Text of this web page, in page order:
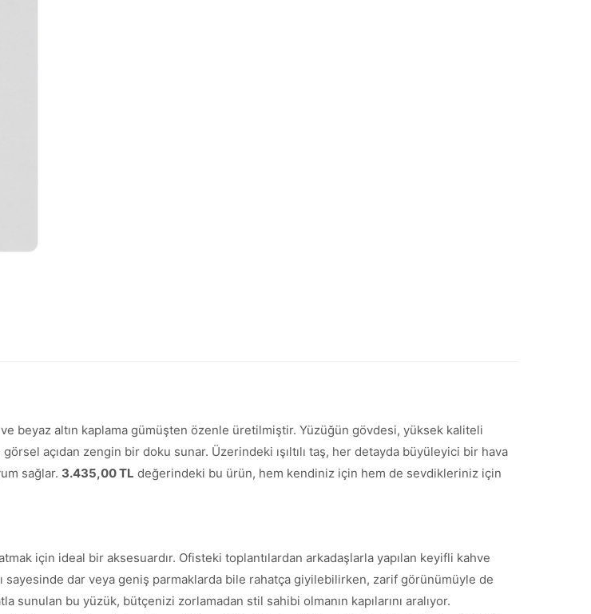
beyaz altın kaplama gümüşten özenle üretilmiştir. Yüzüğün gövdesi, yüksek kaliteli
açıdan zengin bir doku sunar. Üzerindeki ışıltılı taş, her detayda büyüleyici bir hava
sağlar. 3.435,00 TL değerindeki bu ürün, hem kendiniz için hem de sevdikleriniz için
için ideal bir aksesuardır. Ofisteki toplantılardan arkadaşlarla yapılan keyifli kahve
sayesinde dar veya geniş parmaklarda bile rahatça giyilebilirken, zarif görünümüyle de
sunulan bu yüzük, bütçenizi zorlamadan stil sahibi olmanın kapılarını aralıyor.